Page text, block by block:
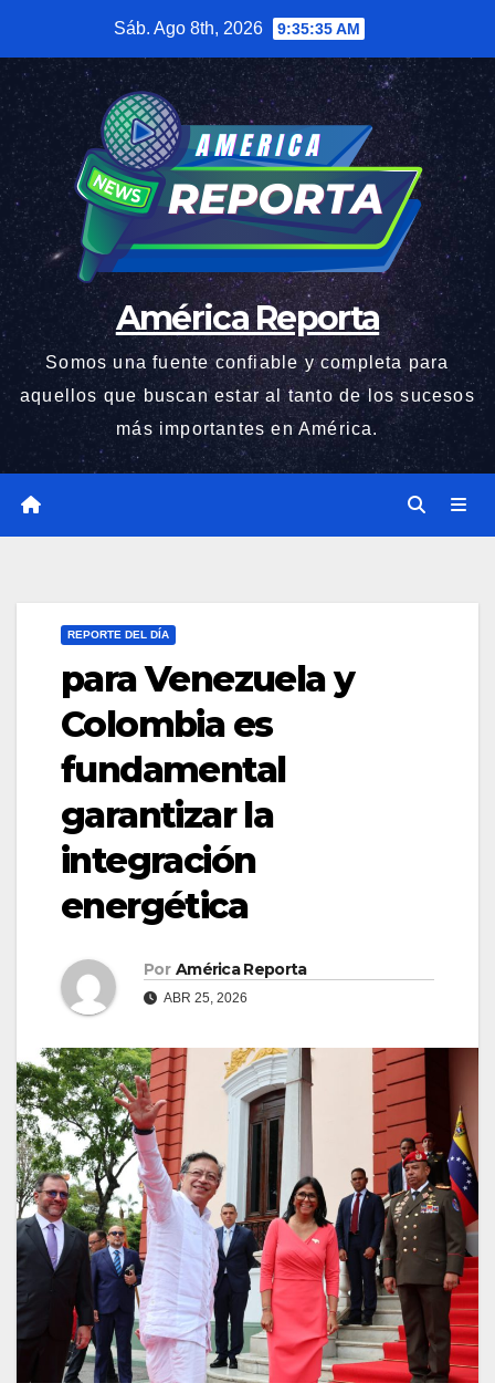
contenido
Sáb. Ago 8th, 2026 9:35:36 AM
América Reporta
Somos una fuente confiable y completa para
aquellos que buscan estar al tanto de los sucesos
más importantes en América.
REPORTE DEL DÍA
para Venezuela y
Colombia es
fundamental
garantizar la
integración
energética
Por América Reporta
ABR 25, 2026